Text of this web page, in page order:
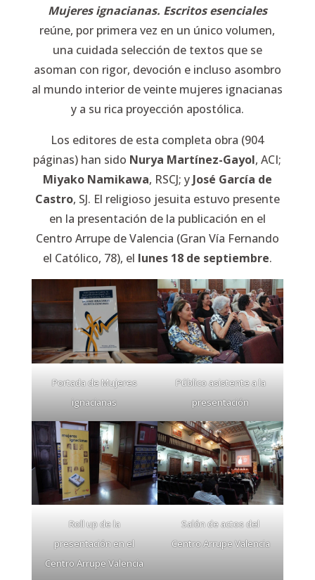
Mujeres ignacianas. Escritos esenciales
reúne, por primera vez en un único volumen,
una cuidada selección de textos que se
asoman con rigor, devoción e incluso asombro
al mundo interior de veinte mujeres ignacianas
y a su rica proyección apostólica.
Los editores de esta completa obra (904
páginas) han sido Nurya Martínez-Gayol, ACI;
Miyako Namikawa, RSCJ; y José García de
Castro, SJ. El religioso jesuita estuvo presente
en la presentación de la publicación en el
Centro Arrupe de Valencia (Gran Vía Fernando
el Católico, 78), el lunes 18 de septiembre.
Portada de Mujeres
ignacianas
Público asistente a la
presentación
Roll up de la
presentación en el
Centro Arrupe Valencia
Salón de actos del
Centro Arrupe Valencia